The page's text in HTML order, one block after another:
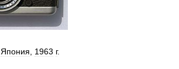
Япония, 1963 г.